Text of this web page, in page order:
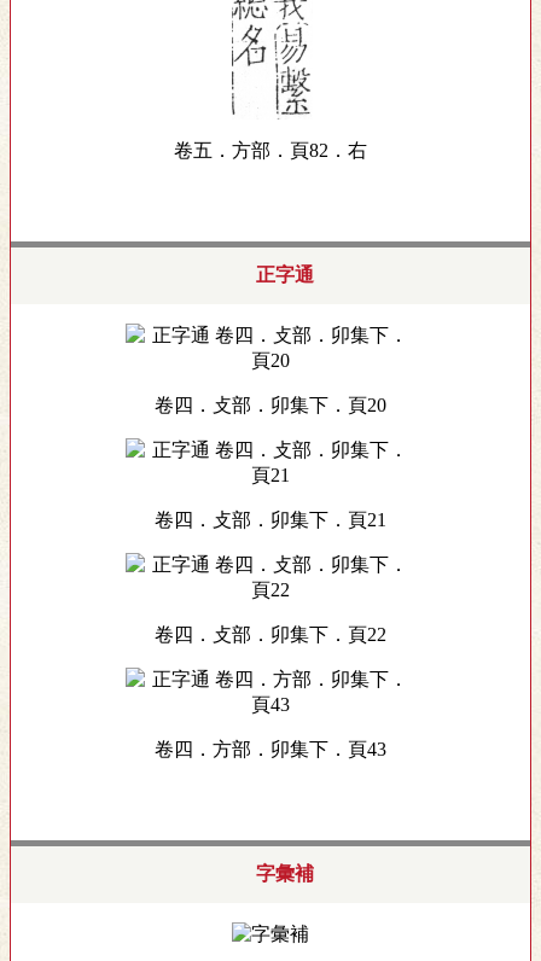
卷五．方部．頁82．右
正字通
卷四．攴部．卯集下．頁20
卷四．攴部．卯集下．頁21
卷四．攴部．卯集下．頁22
卷四．方部．卯集下．頁43
字彙補